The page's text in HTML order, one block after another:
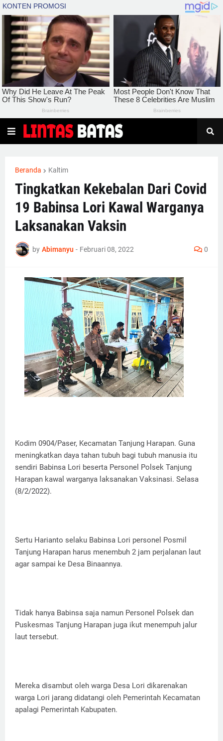
Beranda Kaltim
Tingkatkan Kekebalan Dari Covid
19 Babinsa Lori Kawal Warganya
Laksanakan Vaksin
by Abimanyu - Februari 08, 2022 0
Kodim 0904/Paser, Kecamatan Tanjung Harapan. Guna
meningkatkan daya tahan tubuh bagi tubuh manusia itu
sendiri Babinsa Lori beserta Personel Polsek Tanjung
Harapan kawal warganya laksanakan Vaksinasi. Selasa
(8/2/2022).
Sertu Harianto selaku Babinsa Lori personel Posmil
Tanjung Harapan harus menembuh 2 jam perjalanan laut
agar sampai ke Desa Binaannya.
Tidak hanya Babinsa saja namun Personel Polsek dan
Puskesmas Tanjung Harapan juga ikut menempuh jalur
laut tersebut.
Mereka disambut oleh warga Desa Lori dikarenakan
warga Lori jarang didatangi oleh Pemerintah Kecamatan
apalagi Pemerintah Kabupaten.